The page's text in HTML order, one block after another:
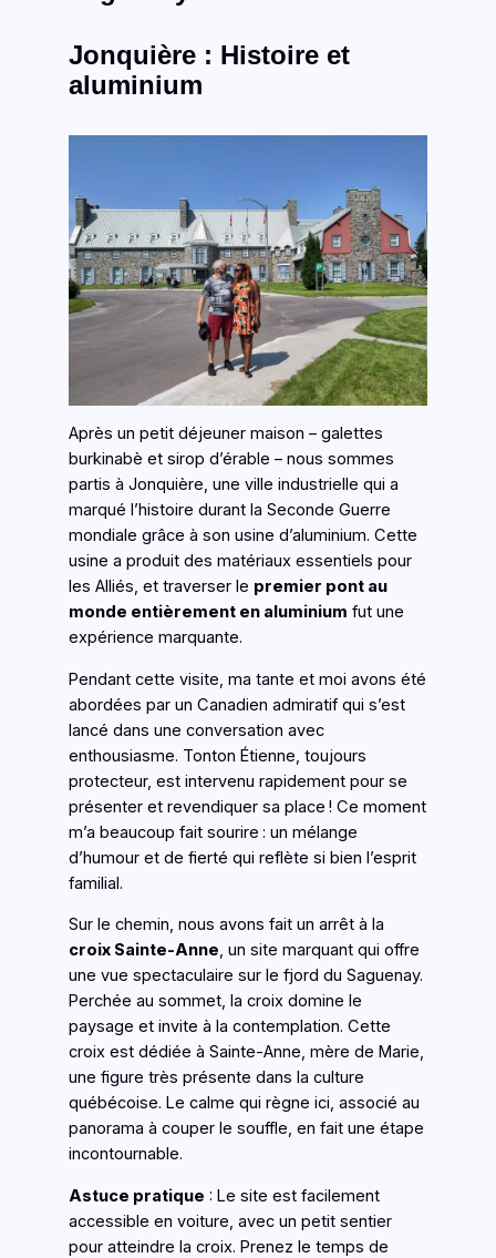
Jonquière : Histoire et
aluminium
Après un petit déjeuner maison – galettes
burkinabè et sirop d’érable – nous sommes
partis à Jonquière, une ville industrielle qui a
marqué l’histoire durant la Seconde Guerre
mondiale grâce à son usine d’aluminium. Cette
usine a produit des matériaux essentiels pour
les Alliés, et traverser le premier pont au
monde entièrement en aluminium fut une
expérience marquante.
Pendant cette visite, ma tante et moi avons été
abordées par un Canadien admiratif qui s’est
lancé dans une conversation avec
enthousiasme. Tonton Étienne, toujours
protecteur, est intervenu rapidement pour se
présenter et revendiquer sa place ! Ce moment
m’a beaucoup fait sourire : un mélange
d’humour et de fierté qui reflète si bien l’esprit
familial.
Sur le chemin, nous avons fait un arrêt à la
croix Sainte-Anne, un site marquant qui offre
une vue spectaculaire sur le fjord du Saguenay.
Perchée au sommet, la croix domine le
paysage et invite à la contemplation. Cette
croix est dédiée à Sainte-Anne, mère de Marie,
une figure très présente dans la culture
québécoise. Le calme qui règne ici, associé au
panorama à couper le souffle, en fait une étape
incontournable.
Astuce pratique : Le site est facilement
accessible en voiture, avec un petit sentier
pour atteindre la croix. Prenez le temps de